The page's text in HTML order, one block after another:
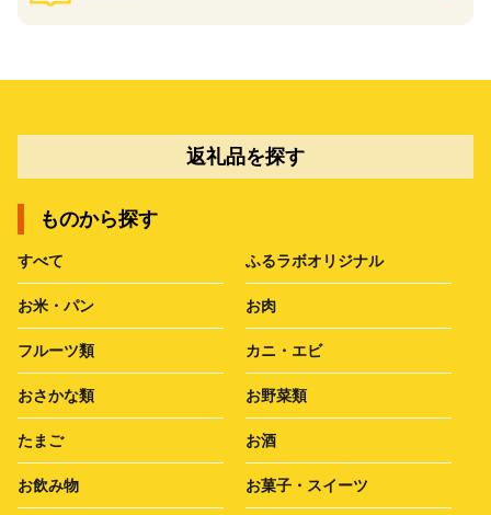
返礼品を探す
ものから探す
すべて ふるラボオリジナル
お米・パン お肉
フルーツ類 カニ・エビ
おさかな類 お野菜類
たまご お酒
お飲み物 お菓子・スイーツ